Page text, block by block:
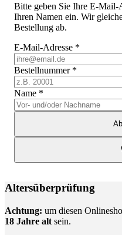
Bitte geben Sie Ihre E-Mail-
Ihren Namen ein. Wir
Bestellung ab.
E-Mail-Adresse *
Bestellnummer *
Name *
Altersüberprüfung
Achtung: um diesen
18 Jahre alt sein.